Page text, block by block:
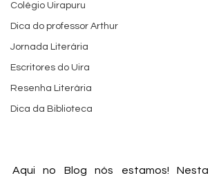
Colégio Uirapuru
Dica do professor Arthur
Jornada Literária
Escritores do Uira
Resenha Literária
Dica da Biblioteca
Aqui no Blog nós estamos! Nesta